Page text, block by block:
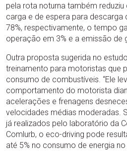
pela rota noturna também
carga e de espera para descarga
78%, respectivamente, o tempo
operação em 3% e a emissão de
Outra proposta sugerida no
treinamento para motoristas que
consumo de combustíveis. “Ele
comportamento do motorista
acelerações e frenagens
velocidades médias moderadas.
já realizados pelo laboratório da
Comlurb, o eco-driving pode
até 5% no consumo de energia